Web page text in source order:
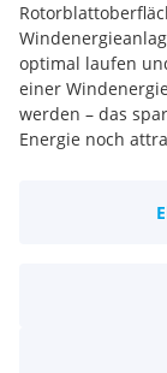
optimal laufen
einer
werden – das
Energie noch
💗
💻 Moderne